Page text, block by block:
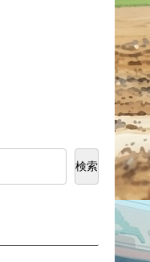
検索